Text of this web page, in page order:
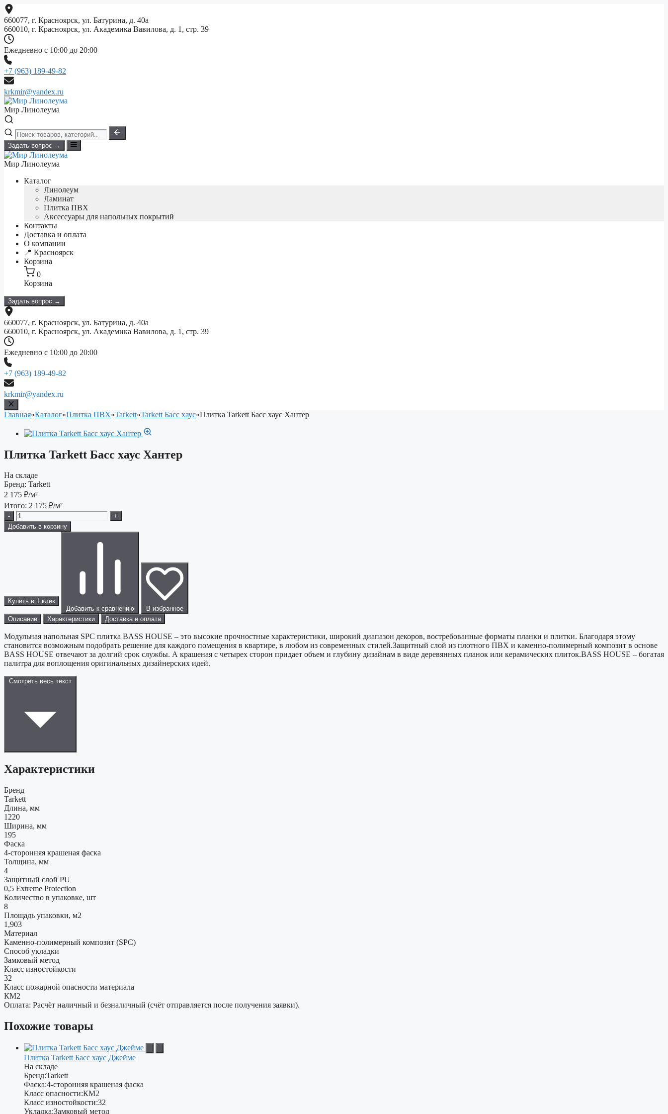
Перейти
к
содержимому
660077, г. Красноярск, ул. Батурина, д. 40а
660010, г. Красноярск, ул. Академика Вавилова, д. 1, стр. 39
Ежедневно с 10:00 до 20:00
+7 (963) 189-49-82
krkmir@yandex.ru
Мир Линолеума
Задать вопрос →
Мир Линолеума
Каталог
Линолеум
Ламинат
Плитка ПВХ
Аксессуары для напольных покрытий
Контакты
Доставка и оплата
О компании
📍 Красноярск
Корзина
0
Корзина
Задать вопрос →
660077, г. Красноярск, ул. Батурина, д. 40а
660010, г. Красноярск, ул. Академика Вавилова, д. 1, стр. 39
Ежедневно с 10:00 до 20:00
+7 (963) 189-49-82
krkmir@yandex.ru
Главная»Каталог»Плитка ПВХ»Tarkett»Tarkett Басс хаус»Плитка Tarkett Басс хаус Хантер
Плитка Tarkett Басс хаус Хантер
На складе
Бренд: Tarkett
2 175 ₽/м²
Итого: 2 175 ₽/м²
-
+
Добавить в корзину
Купить в 1 клик
Добавить к сравнению
В избранное
Описание
Характеристики Доставка и оплата
Модульная напольная SPC плитка BASS HOUSE – это высокие прочностные характеристики, широкий диапазон декоров, востребованные форматы планки и плитки. Благодаря этому
становится возможным подобрать решение для каждого помещения в квартире, в любом из современных стилей.Защитный слой из плотного ПВХ и каменно-полимерный композит в основе
BASS HOUSE отвечают за долгий срок службы. А крашеная с четырех сторон придает объем и глубину дизайнам в виде деревянных планок или керамических плиток.BASS HOUSE – богатая
палитра для воплощения оригинальных дизайнерских идей.
Смотреть весь текст
Характеристики
Бренд
Tarkett
Длина, мм
1220
Ширина, мм
195
Фаска
4-сторонняя крашеная фаска
Толщина, мм
4
Защитный слой PU
0,5 Extreme Protection
Количество в упаковке, шт
8
Площадь упаковки, м2
1,903
Материал
Каменно-полимерный композит (SPC)
Способ укладки
Замковый метод
Класс изностойкости
32
Класс пожарной опасности материала
КМ2
Оплата: Расчёт наличный и безналичный (счёт отправляется после получения заявки).
Похожие товары
Плитка Tarkett Басс хаус Джейме
На складе
Бренд:Tarkett
Фаска:4-сторонняя крашеная фаска
Класс опасности:КМ2
Класс изностойкости:32
Укладка:Замковый метод